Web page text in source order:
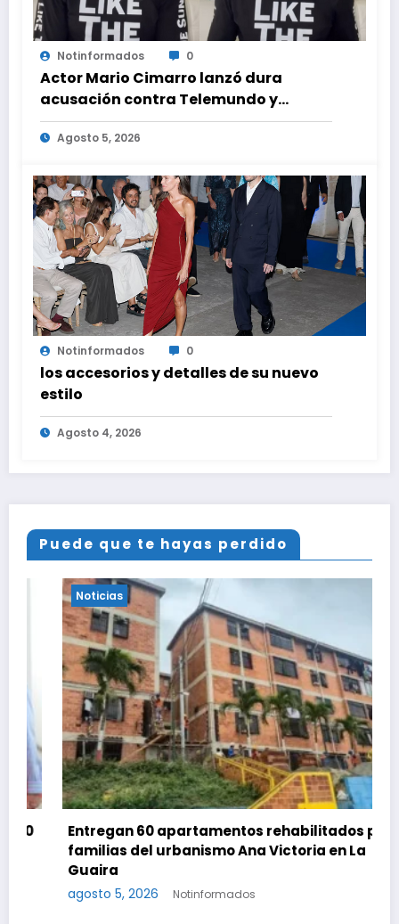
Notinformados 0
Actor Mario Cimarro lanzó dura
acusación contra Telemundo y
advirtió que lo que hacen en su contra
es ilegal en EEUU
Agosto 5, 2026
Notinformados 0
los accesorios y detalles de su nuevo
estilo
Agosto 4, 2026
Puede que te hayas perdido
Noticias
Entregan 60 apartamentos rehabilitados para
familias del urbanismo Ana Victoria en La
Guaira
agosto 5, 2026 Notinformados